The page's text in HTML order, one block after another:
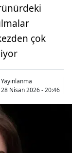
çok
Yayınlanma
28 Nisan 2026 - 20:46